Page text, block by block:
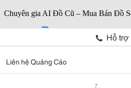
Hỗ trợ
Liên hệ Quảng Cáo